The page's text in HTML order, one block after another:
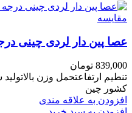
مقایسه
عصا پین دار لردی چینی
839,000 تومان
تنطیم ارتفاعتحمل وزن
کشور چین
افزودن به علاقه مندی